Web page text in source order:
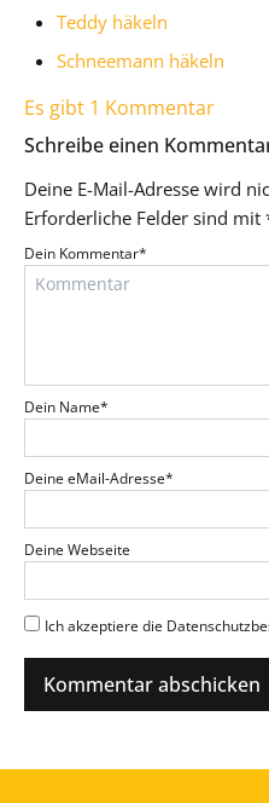
Teddy häkeln
Schneemann häkeln
Es gibt 1 Kommentar
Schreibe einen
Deine E-Mail-Adresse wird
Erforderliche Felder sind mit
Dein Kommentar*
Dein Name*
Deine eMail-Adresse*
Deine Webseite
Ich akzeptiere die